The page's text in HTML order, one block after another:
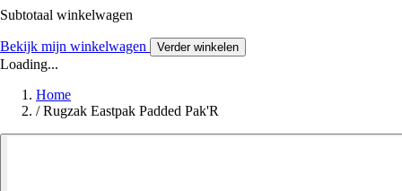
Subtotaal winkelwagen
Bekijk mijn winkelwagen Verder winkelen
Loading...
Home
/ Rugzak Eastpak Padded Pak'R